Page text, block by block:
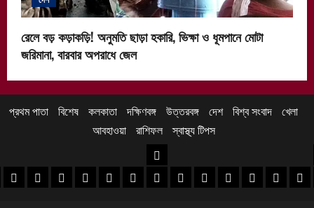
রেলে বড় কড়াকড়ি! অনুমতি ছাড়া হকারি, ভিক্ষা ও ধূমপানে মোটা
জরিমানা, বারবার অপরাধে জেল
প্রথম পাতা বিশেষ কলকাতা দক্ষিণবঙ্গ উত্তরবঙ্গ দেশ বিশ্ব সংবাদ খেলা
আবহাওয়া
রাশিফল স্বাস্থ্য টিপস
খবর
খবর
পুরুলিয়া খবর
বাঁকুড়া খবরপশ্চিম বর্ধমান খবর
পূর্ব বর্ধমান খবর
বীরভূম খবরমুর্শিদাবাদ খবর
উত্তরবঙ্গ
কোচবিহার নিউজ
আলিপুরদুয়ার খবর
জলপাইগুড়ি খবর
শিলিগুড়ি খবর
উত্তরদক্ষিণ